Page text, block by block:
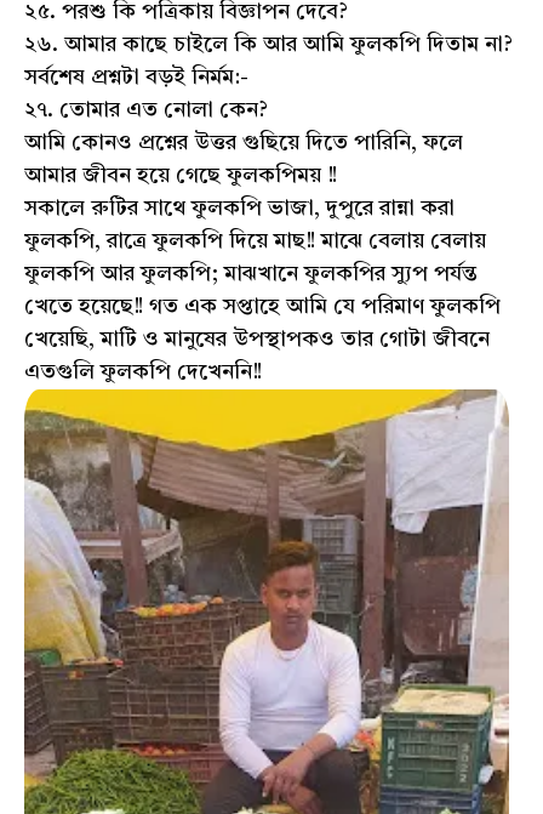
২৫. পরশু কি পত্রিকায় বিজ্ঞাপন দেবে?
২৬. আমার কাছে চাইলে কি আর আমি ফুলকপি দিতাম না?
সর্বশেষ প্রশ্নটা বড়ই নির্মম:-
২৭. তোমার এত নোলা কেন?
আমি কোনও প্রশ্নের উত্তর গুছিয়ে দিতে পারিনি, ফলে
আমার জীবন হয়ে গেছে ফুলকপিময় !!
সকালে রুটির সাথে ফুলকপি ভাজা, দুপুরে রান্না করা
ফুলকপি, রাত্রে ফুলকপি দিয়ে মাছ!! মাঝে বেলায় বেলায়
ফুলকপি আর ফুলকপি; মাঝখানে ফুলকপির স্যুপ পর্যন্ত
খেতে হয়েছে!! গত এক সপ্তাহে আমি যে পরিমাণ ফুলকপি
খেয়েছি, মাটি ও মানুষের উপস্থাপকও তার গোটা জীবনে
এতগুলি ফুলকপি দেখেননি!!